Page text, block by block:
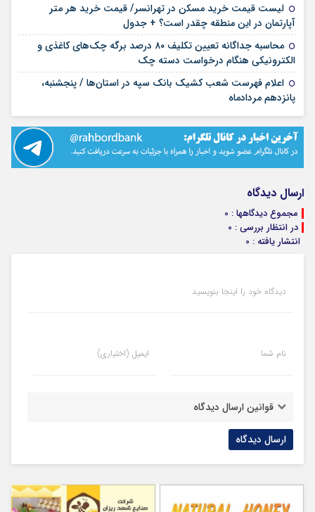
لیست قیمت خرید مسکن در تهرانسر/ قیمت خرید هر متر
آپارتمان در این منطقه چقدر است؟ + جدول
محاسبه جداگانه تعیین تکلیف ۸۰ درصد برگه چک‌های کاغذی و
الکترونیکی هنگام درخواست دسته چک
اعلام فهرست شعب کشیک بانک سپه در استان‌ها / پنجشنبه،
پانزدهم مردادماه
ارسال دیدگاه
مجموع دیدگاهها : 0
در انتظار بررسی : 0
انتشار یافته : 0
دیدگاه خود را اینجا بنویسید
نام شما ایمیل (اختیاری)
قوانین ارسال دیدگاه